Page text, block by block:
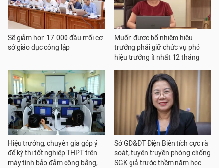
Sẽ giảm hơn 17.000 đầu mối cơ
sở giáo dục công lập
Muốn được bổ nhiệm hiệu
trưởng phải giữ chức vụ phó
hiệu trưởng ít nhất 12 tháng
Hiệu trưởng, chuyên gia góp ý
để kỳ thi tốt nghiệp THPT trên
máy tính bảo đảm công bằng,
Sở GD&ĐT Điện Biên tích cực rà
soát, tuyên truyền phòng chống
SGK giả trước thềm năm học